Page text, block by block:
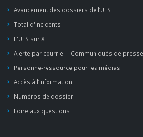
Avancement des dossiers de l’UES
Total d'incidents
L'UES sur X
Alerte par courriel – Communiqués de presse
Personne-ressource pour les médias
Accès à l’information
Numéros de dossier
Foire aux questions